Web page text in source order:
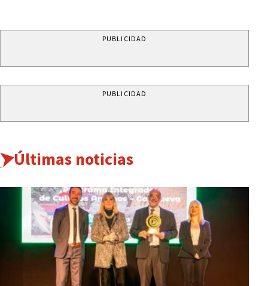
PUBLICIDAD
PUBLICIDAD
Últimas noticias